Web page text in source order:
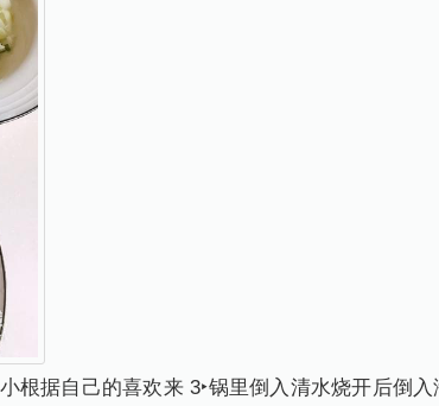
根据自己的喜欢来 3‣锅里倒入清水烧开后倒